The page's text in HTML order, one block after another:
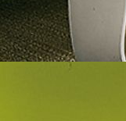
Fassade Vorher